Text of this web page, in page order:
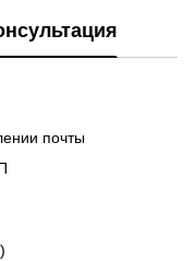
почты